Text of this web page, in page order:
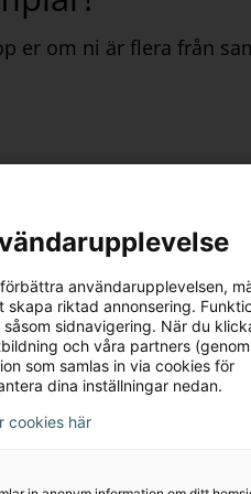
er om ni är flera från
läromedel eller har
en kundansvarig.
våra läromedel, både
användarupplevelsen,
riktad annonsering.
sidnavigering. När du
och våra partners
som samlas in via cookies för
dina inställningar nedan.
cookies här